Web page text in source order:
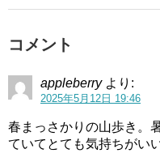
コメント
appleberry より:
2025年5月12日 19:46
春まっさかりの山歩き。
ていてとても気持ちがい